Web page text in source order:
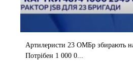
Артилеристи 23 ОМБр збирають
Потрібен 1 000 0...